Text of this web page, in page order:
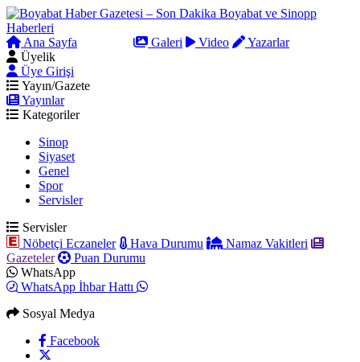
Ana Sayfa Galeri Video
Yazarlar
Üyelik
Üye Girişi
Yayın/Gazete
Yayınlar
Kategoriler
Sinop
Siyaset
Genel
Spor
Servisler
Servisler
Nöbetçi Eczaneler
Hava Durumu
Namaz Vakitleri
Gazeteler
Puan Durumu
WhatsApp
WhatsApp İhbar Hattı
Sosyal Medya
Facebook